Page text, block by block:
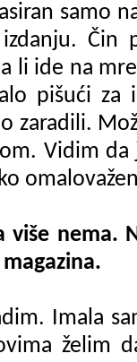
samo
Čin
li ide na
pišući
zaradili.
Vidim da
nema.
Imala
želim